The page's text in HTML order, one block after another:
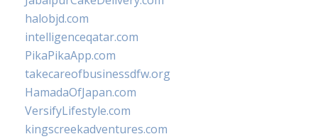
halobjd.com
intelligenceqatar.com
PikaPikaApp.com
takecareofbusinessdfw.org
HamadaOfJapan.com
VersifyLifestyle.com
kingscreekadventures.com